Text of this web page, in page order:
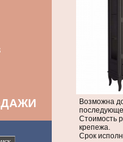
Возможна
Стоимость
крепежа.
Срок